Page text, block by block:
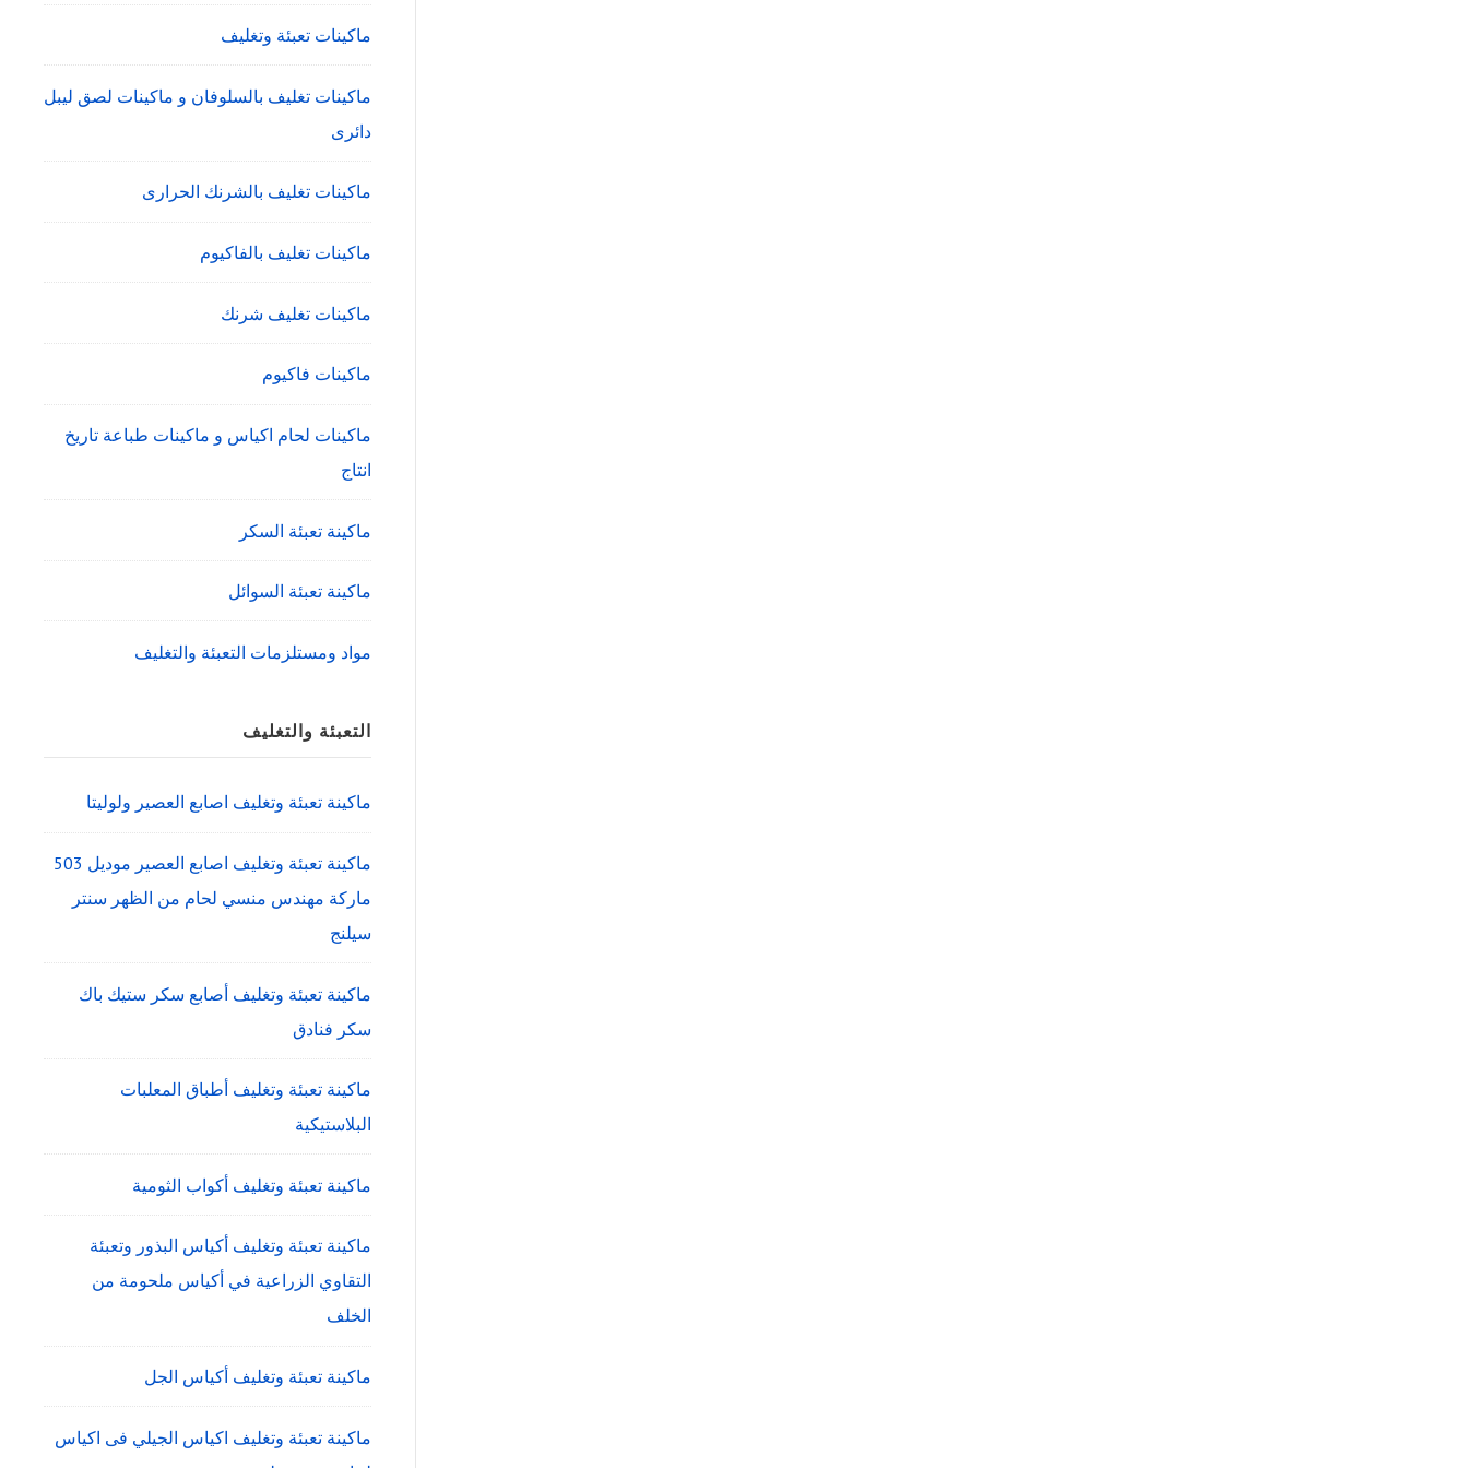
ماكينات تعبئة وتغليف
ماكينات تغليف بالسلوفان و ماكينات لصق ليبل
دائرى
ماكينات تغليف بالشرنك الحرارى
ماكينات تغليف بالفاكيوم
ماكينات تغليف شرنك
ماكينات فاكيوم
ماكينات لحام اكياس و ماكينات طباعة تاريخ
انتاج
ماكينة تعبئة السكر
ماكينة تعبئة السوائل
مواد ومستلزمات التعبئة والتغليف
التعبئة والتغليف
ماكينة تعبئة وتغليف اصابع العصير ولوليتا
ماكينة تعبئة وتغليف اصابع العصير موديل 503
ماركة مهندس منسي لحام من الظهر سنتر
سيلنج
ماكينة تعبئة وتغليف أصابع سكر ستيك باك
سكر فنادق
ماكينة تعبئة وتغليف أطباق المعلبات
البلاستيكية
ماكينة تعبئة وتغليف أكواب الثومية
ماكينة تعبئة وتغليف أكياس البذور وتعبئة
التقاوي الزراعية في أكياس ملحومة من
الخلف
ماكينة تعبئة وتغليف أكياس الجل
ماكينة تعبئة وتغليف اكياس الجيلي فى اكياس